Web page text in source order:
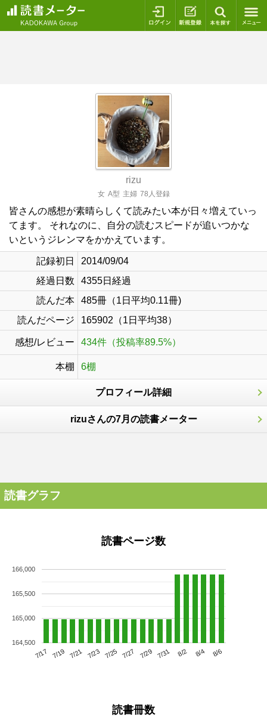
ログイン 新規登録
rizu
女 A型 主婦 78人登録
皆さんの感想が素晴らしくて読みたい本が日々増えていっ
てます。 それなのに、自分の読むスピードが追いつかな
いというジレンマをかかえています。
記録初日
2014/09/04
経過日数
4355日経過
読んだ本
485冊（1日平均0.11冊)
読んだページ
165902（1日平均38）
感想/レビュー 434件（投稿率89.5%）
本棚 6棚
プロフィール詳細
rizuさんの7月の読書メーター
読書グラフ
読書ページ数
7/17 7/19 7/21 7/23 7/25 7/27 7/29 7/31 8/2 8/4 8/6
164,500
165,000
165,500
166,000
読書冊数